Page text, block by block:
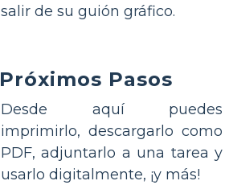
salir de su guión gráfico.
Próximos Pasos
Desde aquí puedes
imprimirlo, descargarlo como
PDF, adjuntarlo a una tarea y
usarlo digitalmente, ¡y más!